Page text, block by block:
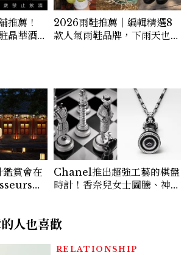
推薦！
晶華酒
2026雨鞋推薦｜編輯精選8
款人氣雨鞋品牌，下雨天也能
賞會在
工
Chanel推出超強工藝的棋盤
時計！香奈兒女士圖騰、神秘
人也喜歡
RELATIONSHIP